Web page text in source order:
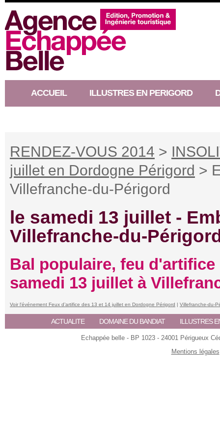
ACCUEIL ILLUSTRES EN PERIGORD
RENDEZ-VOUS 2014 >
juillet en Dordogne Périgord >
Villefranche-du-Périgord
le samedi 13 juillet -
Villefranche-du-
Bal populaire, feu
samedi 13 juillet à
Voir l'événement Feux d’artifice des 13 et 14 juillet en Dordogne Périgord | Villefranche-du-
ACTUALITE DOMAINE DU BANDIAT ILLUSTRES
Echappée belle - BP 1023 - 24001 Périgueux
Mentions légales